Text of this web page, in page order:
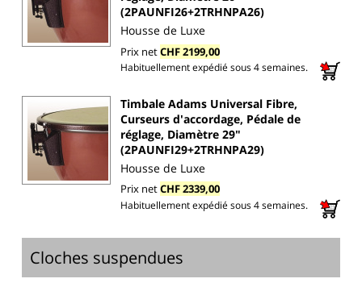
(2PAUNFI26+2TRHNPA26)
Housse de Luxe
Prix netCHF 2199,00
Habituellement expédié sous 4 semaines.
Timbale Adams Universal Fibre,
Curseurs d'accordage, Pédale de
réglage, Diamètre 29"
(2PAUNFI29+2TRHNPA29)
Housse de Luxe
Prix netCHF 2339,00
Habituellement expédié sous 4 semaines.
Cloches suspendues